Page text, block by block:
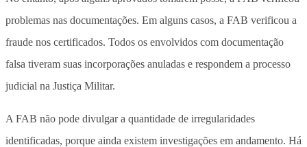
problemas nas documentações. Em alguns casos, a FAB verificou a
fraude nos certificados. Todos os envolvidos com documentação
falsa tiveram suas incorporações anuladas e respondem a processo
judicial na Justiça Militar.
A FAB não pode divulgar a quantidade de irregularidades
identificadas, porque ainda existem investigações em andamento. Há